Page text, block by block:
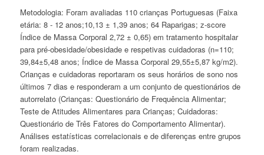
Metodologia: Foram avaliadas 110 crianças Portuguesas (Faixa
etária: 8 - 12 anos;10,13 ± 1,39 anos; 64 Raparigas; z-score
Índice de Massa Corporal 2,72 ± 0,65) em tratamento hospitalar
para pré-obesidade/obesidade e respetivas cuidadoras (n=110;
39,84±5,48 anos; Índice de Massa Corporal 29,55±5,87 kg/m2).
Crianças e cuidadoras reportaram os seus horários de sono nos
últimos 7 dias e responderam a um conjunto de questionários de
autorrelato (Crianças: Questionário de Frequência Alimentar;
Teste de Atitudes Alimentares para Crianças; Cuidadoras:
Questionário de Três Fatores do Comportamento Alimentar).
Análises estatísticas correlacionais e de diferenças entre grupos
foram realizadas.